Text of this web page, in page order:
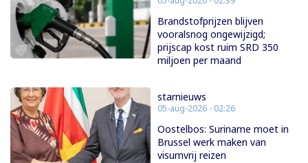
Brandstofprijzen blijven
vooralsnog ongewijzigd;
prijscap kost ruim SRD 350
miljoen per maand
starnieuws
05-aug-2026 - 02:26
Oostelbos: Suriname moet in
Brussel werk maken van
visumvrij reizen